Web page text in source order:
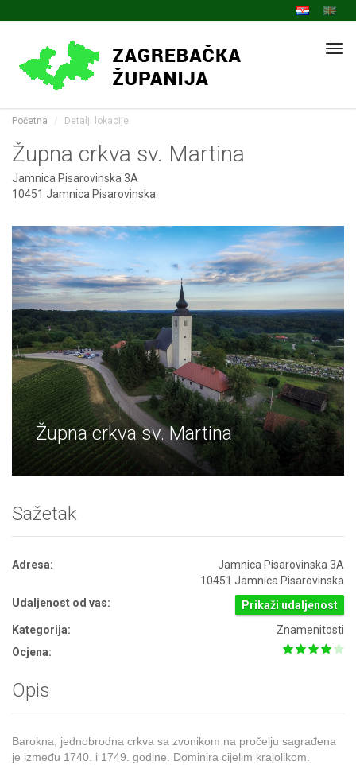
Početna Detalji lokacije
Župna crkva sv. Martina
Jamnica Pisarovinska 3A
10451 Jamnica Pisarovinska
Župna crkva sv. Martina
Sažetak
Adresa:
Jamnica Pisarovinska 3A
10451 Jamnica Pisarovinska
Udaljenost od vas:
Prikaži udaljenost
Kategorija:
Znamenitosti
Ocjena:
Opis
Barokna, jednobrodna crkva sa zvonikom na pročelju sagrađena
je između 1740. i 1749. godine. Dominira cijelim krajolikom.